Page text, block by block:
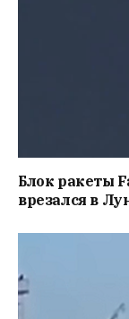
Блок ракеты
врезался в